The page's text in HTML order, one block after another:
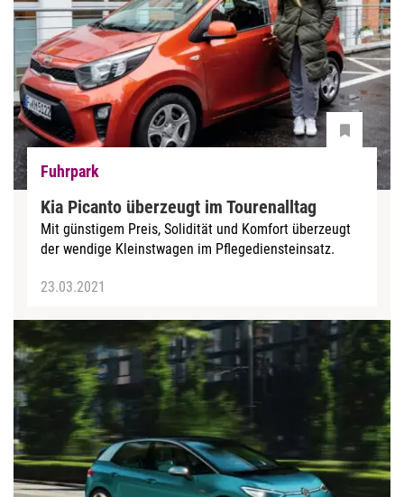
Fuhrpark
Kia Picanto überzeugt im Tourenalltag
Mit günstigem Preis, Solidität und Komfort überzeugt
der wendige Kleinstwagen im Pflegediensteinsatz.
23.03.2021